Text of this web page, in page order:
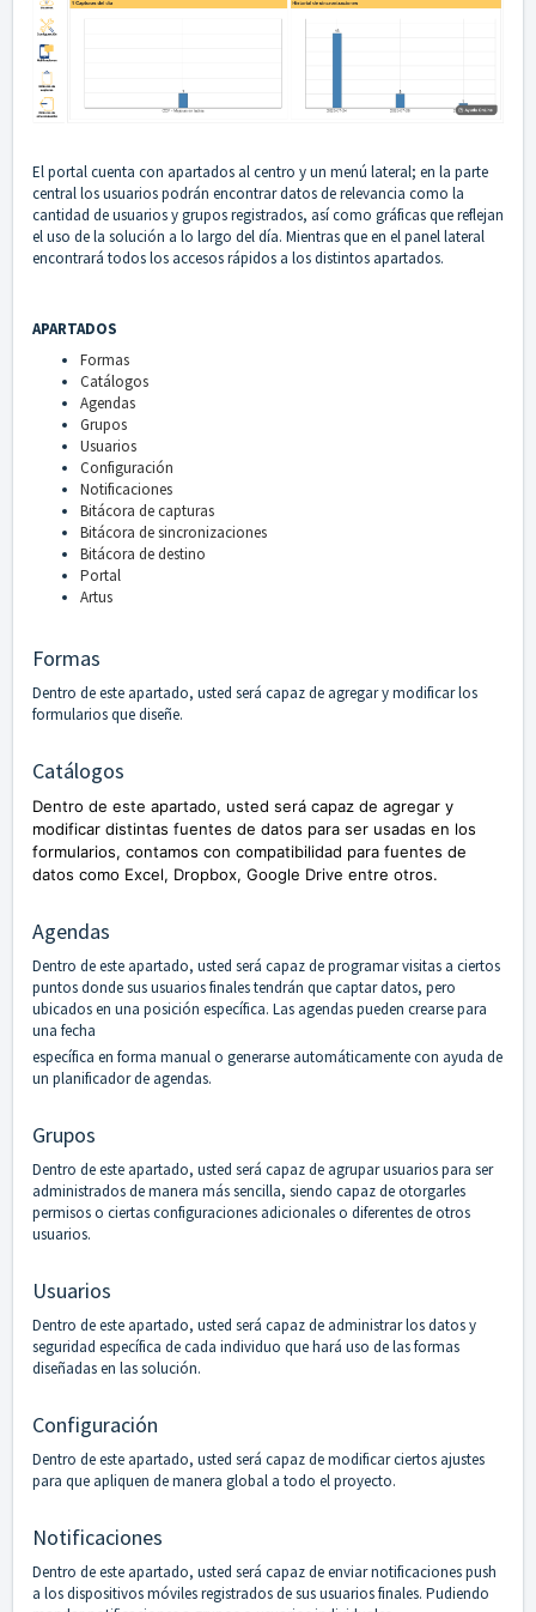
El portal cuenta con apartados al centro y un menú lateral; en la parte
central los usuarios podrán encontrar datos de relevancia como la
cantidad de usuarios y grupos registrados, así como gráficas que reflejan
el uso de la solución a lo largo del día. Mientras que en el panel lateral
encontrará todos los accesos rápidos a los distintos apartados.
APARTADOS
Formas
Catálogos
Agendas
Grupos
Usuarios
Configuración
Notificaciones
Bitácora de capturas
Bitácora de sincronizaciones
Bitácora de destino
Portal
Artus
Formas
Dentro de este apartado, usted será capaz de agregar y modificar los
formularios que diseñe.
Catálogos
Dentro de este apartado, usted será capaz de agregar y
modificar distintas fuentes de datos para ser usadas en los
formularios, contamos con compatibilidad para fuentes de
datos como Excel, Dropbox, Google Drive entre otros.
Agendas
Dentro de este apartado, usted será capaz de programar visitas a ciertos
puntos donde sus usuarios finales tendrán que captar datos, pero
ubicados en una posición específica. Las agendas pueden crearse para
una fecha
específica en forma manual o generarse automáticamente con ayuda de
un planificador de agendas.
Grupos
Dentro de este apartado, usted será capaz de agrupar usuarios para ser
administrados de manera más sencilla, siendo capaz de otorgarles
permisos o ciertas configuraciones adicionales o diferentes de otros
usuarios.
Usuarios
Dentro de este apartado, usted será capaz de administrar los datos y
seguridad específica de cada individuo que hará uso de las formas
diseñadas en las solución.
Configuración
Dentro de este apartado, usted será capaz de modificar ciertos ajustes
para que apliquen de manera global a todo el proyecto.
Notificaciones
Dentro de este apartado, usted será capaz de enviar notificaciones push
a los dispositivos móviles registrados de sus usuarios finales. Pudiendo